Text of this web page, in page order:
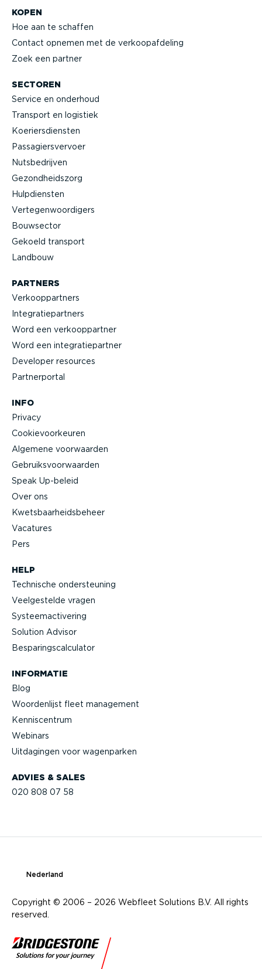
KOPEN
Hoe aan te schaffen
Contact opnemen met de verkoop­af­deling
Zoek een partner
SECTOREN
Service en onderhoud
Transport en logistiek
Koeriers­diensten
Passa­giers­vervoer
Nutsbe­drijven
Gezond­heidszorg
Hulpdiensten
Verte­gen­woor­digers
Bouwsector
Gekoeld transport
Landbouw
ADVIES & SALES
020 808 07 58
HELP
Technische onder­steuning
Veelge­stelde vragen
Systeem­ac­ti­vering
Solution Advisor
Bespa­rings­cal­cu­lator
INFORMATIE
Blog
Woorden­lijst fleet management
Kennis­centrum
Webinars
Uitdagingen voor wagenparken
PARTNERS
Verkoop­partners
Integra­tie­partners
Word een verkoop­partner
Word een integra­tie­partner
Developer resources
Partner­portal
INFO
Privacy
Cookie­voor­keuren
Algemene voorwaarden
Gebruiks­voor­waarden
Speak Up-beleid
Over ons
Kwets­baar­heids­beheer
Vacatures
Pers
Copyright © 2006 – 2026 Webfleet Solutions B.V. All rights
reserved.
Nederland